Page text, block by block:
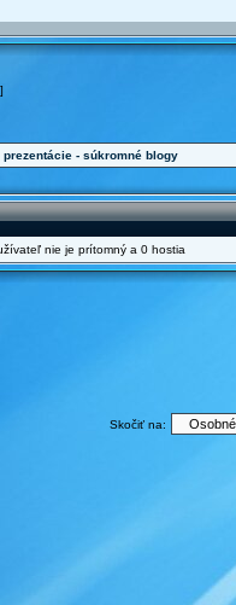
prezentácie - súkromné blogy
nie je prítomný a 0 hostia
Skočiť na: